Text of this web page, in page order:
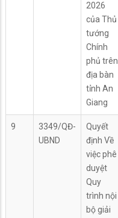
2026
của Thủ
tướng
Chính
phủ trên
địa bàn
tỉnh An
Giang
9
3349/QĐ-
UBND
Quyết
định Về
việc phê
duyệt
Quy
trình nội
bộ giải